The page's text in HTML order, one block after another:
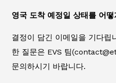
영국 도착 예정일 상태를 어
결정이 담긴 이메일을 기다립
한 질문은 EVS 팀
문의하시기 바랍니다.